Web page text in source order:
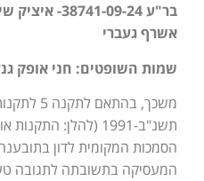
בר"ע 38741-
אשרף געברי
שמות השופטים: חני אופק
משכך,
תשנ"ב-1991 (להלן:
המעסיקה בתשובתה לתגובה